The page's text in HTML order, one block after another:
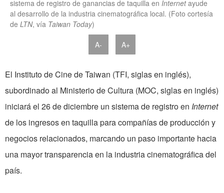
sistema de registro de ganancias de taquilla en Internetayude
al desarrollo de la industria cinematográfica local. (Foto cortesía
de LTN, vía Taiwan Today)
A- A+
El Instituto de Cine de Taiwan (TFI, siglas en inglés),
subordinado al Ministerio de Cultura (MOC, siglas en inglés)
iniciará el 26 de diciembre un sistema de registro en Internet
de los ingresos en taquilla para compañías de producción y
negocios relacionados, marcando un paso importante hacia
una mayor transparencia en la industria cinematográfica del
país.